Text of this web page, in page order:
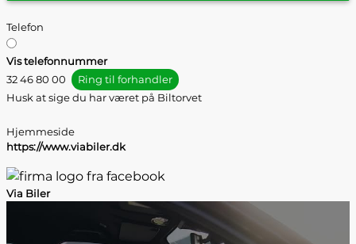
Telefon
Vis telefonnummer
32 46 80 00
Ring til forhandler
Husk at sige du har været på Biltorvet
Hjemmeside
https://www.viabiler.dk
Via Biler